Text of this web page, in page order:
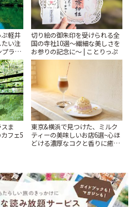
軽井
い注
プラリ
切り絵の御朱印を受けられる全
国の寺社10選〜繊細な美しさを
お参りの記念に〜 | ことりっぷ
ま
フェ5
東京&横浜で見つけた、ミルク
ティーの美味しいお店6選~心ほ
どける濃厚なコクと香りに癒や